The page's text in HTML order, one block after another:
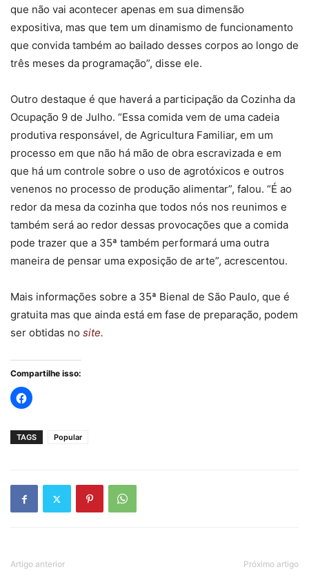
que não vai acontecer apenas em sua dimensão
expositiva, mas que tem um dinamismo de funcionamento
que convida também ao bailado desses corpos ao longo de
três meses da programação”, disse ele.
Outro destaque é que haverá a participação da Cozinha da
Ocupação 9 de Julho. “Essa comida vem de uma cadeia
produtiva responsável, de Agricultura Familiar, em um
processo em que não há mão de obra escravizada e em
que há um controle sobre o uso de agrotóxicos e outros
venenos no processo de produção alimentar”, falou. “É ao
redor da mesa da cozinha que todos nós nos reunimos e
também será ao redor dessas provocações que a comida
pode trazer que a 35ª também performará uma outra
maneira de pensar uma exposição de arte”, acrescentou.
Mais informações sobre a 35ª Bienal de São Paulo, que é
gratuita mas que ainda está em fase de preparação, podem
ser obtidas no site.
Compartilhe isso:
TAGS Popular
Artigo anterior Próximo artigo